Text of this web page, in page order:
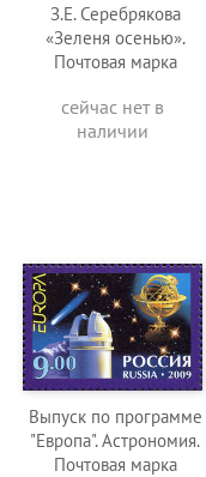
З.Е. Серебрякова
«Зеленя осенью».
Почтовая марка
сейчас нет в
наличии
Выпуск по программе
"Европа". Астрономия.
Почтовая марка